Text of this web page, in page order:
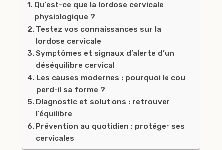
Qu’est-ce que la lordose cervicale
physiologique ?
Testez vos connaissances sur la
lordose cervicale
Symptômes et signaux d’alerte d’un
déséquilibre cervical
Les causes modernes : pourquoi le cou
perd-il sa forme ?
Diagnostic et solutions : retrouver
l’équilibre
Prévention au quotidien : protéger ses
cervicales